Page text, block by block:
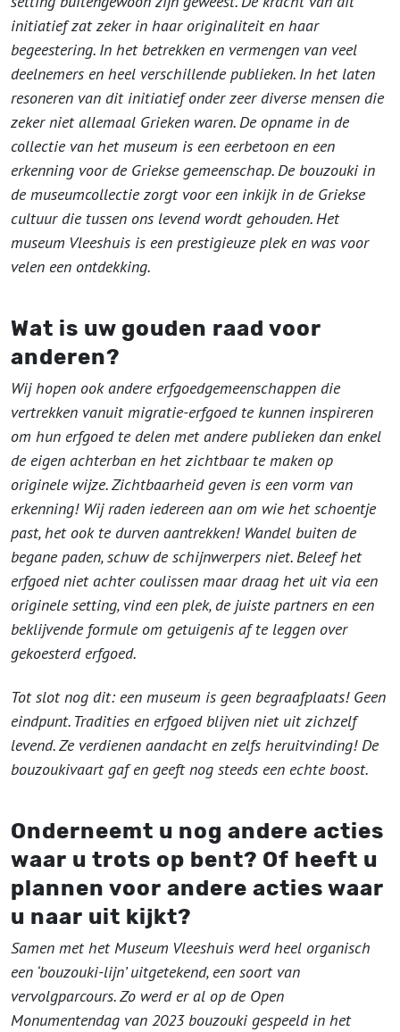
initiatief zat zeker in haar originaliteit en haar
begeestering. In het betrekken en vermengen van veel
deelnemers en heel verschillende publieken. In het laten
resoneren van dit initiatief onder zeer diverse mensen die
zeker niet allemaal Grieken waren. De opname in de
collectie van het museum is een eerbetoon en een
erkenning voor de Griekse gemeenschap. De bouzouki in
de museumcollectie zorgt voor een inkijk in de Griekse
cultuur die tussen ons levend wordt gehouden. Het
museum Vleeshuis is een prestigieuze plek en was voor
velen een ontdekking.
Wat is uw gouden raad voor
anderen?
Wij hopen ook andere erfgoedgemeenschappen die
vertrekken vanuit migratie-erfgoed te kunnen inspireren
om hun erfgoed te delen met andere publieken dan enkel
de eigen achterban en het zichtbaar te maken op
originele wijze. Zichtbaarheid geven is een vorm van
erkenning! Wij raden iedereen aan om wie het schoentje
past, het ook te durven aantrekken! Wandel buiten de
begane paden, schuw de schijnwerpers niet. Beleef het
erfgoed niet achter coulissen maar draag het uit via een
originele setting, vind een plek, de juiste partners en een
beklijvende formule om getuigenis af te leggen over
gekoesterd erfgoed.
Tot slot nog dit: een museum is geen begraafplaats! Geen
eindpunt. Tradities en erfgoed blijven niet uit zichzelf
levend. Ze verdienen aandacht en zelfs heruitvinding! De
bouzoukivaart gaf en geeft nog steeds een echte boost.
Onderneemt u nog andere acties
waar u trots op bent? Of heeft u
plannen voor andere acties waar
u naar uit kijkt?
Samen met het Museum Vleeshuis werd heel organisch
een ‘bouzouki-lijn’ uitgetekend, een soort van
vervolgparcours. Zo werd er al op de Open
Monumentendag van 2023 bouzouki gespeeld in het